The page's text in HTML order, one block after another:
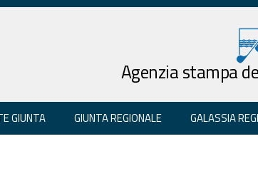
Agenzia stampa
GIUNTA GIUNTA REGIONALE GALASSIA